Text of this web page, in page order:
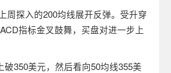
周探入的200均线展开反弹。受升穿
指标金叉鼓舞，买盘对进一步上
破350美元，然后看向50均线355美